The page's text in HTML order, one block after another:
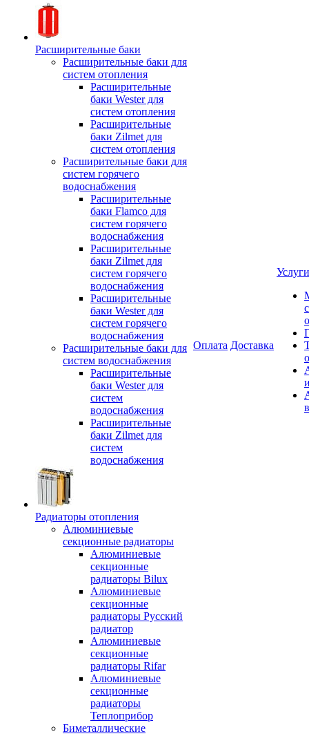
Расширительные баки
Расширительные баки для
систем отопления
Расширительные
баки Wester для
систем отопления
Расширительные
баки Zilmet для
систем отопления
Расширительные баки для
систем горячего
водоснабжения
Расширительные
баки Flamco для
систем горячего
водоснабжения
Расширительные
баки Zilmet для
систем горячего
водоснабжения
Расширительные
баки Wester для
систем горячего
водоснабжения
Расширительные баки для
систем водоснабжения
Расширительные
баки Wester для
систем
водоснабжения
Расширительные
баки Zilmet для
систем
водоснабжения
Радиаторы отопления
Алюминиевые
секционные радиаторы
Алюминиевые
секционные
радиаторы Bilux
Алюминиевые
секционные
радиаторы Русский
радиатор
Алюминиевые
секционные
радиаторы Rifar
Алюминиевые
секционные
радиаторы
Теплоприбор
Биметаллические
Оплата Доставка
Услуги